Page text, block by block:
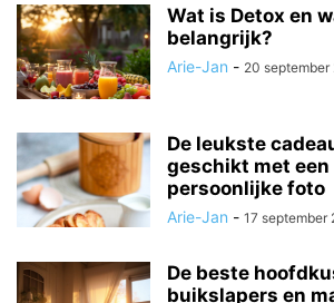
Wat is Detox en
belangrijk?
Arie-Jan - 20 september
De leukste
geschikt met een
persoonlijke foto
Arie-Jan - 17 september
De beste
buikslapers en